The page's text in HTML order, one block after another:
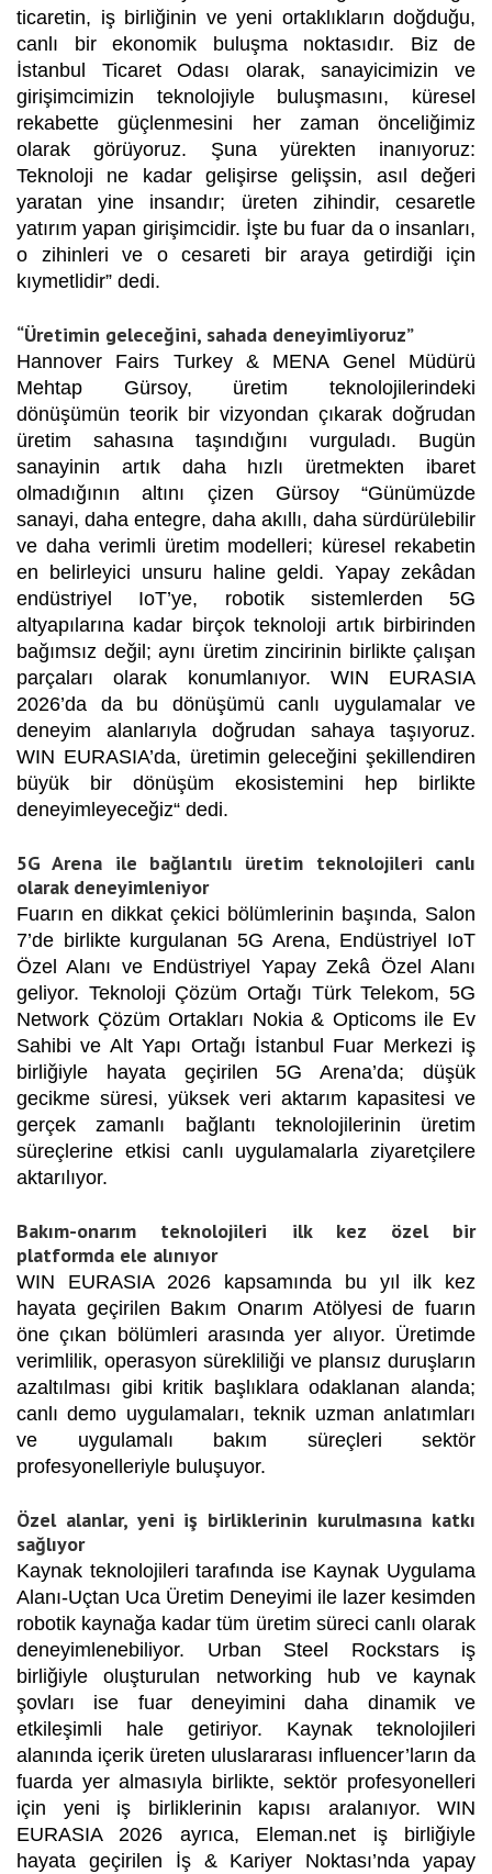
ticaretin, iş birliğinin ve yeni ortaklıkların doğduğu,
canlı bir ekonomik buluşma noktasıdır. Biz de
İstanbul Ticaret Odası olarak, sanayicimizin ve
girişimcimizin teknolojiyle buluşmasını, küresel
rekabette güçlenmesini her zaman önceliğimiz
olarak görüyoruz. Şuna yürekten inanıyoruz:
Teknoloji ne kadar gelişirse gelişsin, asıl değeri
yaratan yine insandır; üreten zihindir, cesaretle
yatırım yapan girişimcidir. İşte bu fuar da o insanları,
o zihinleri ve o cesareti bir araya getirdiği için
kıymetlidir” dedi.
“Üretimin geleceğini, sahada deneyimliyoruz”
Hannover Fairs Turkey & MENA Genel Müdürü
Mehtap Gürsoy, üretim teknolojilerindeki
dönüşümün teorik bir vizyondan çıkarak doğrudan
üretim sahasına taşındığını vurguladı. Bugün
sanayinin artık daha hızlı üretmekten ibaret
olmadığının altını çizen Gürsoy“Günümüzde
sanayi, daha entegre, daha akıllı, daha sürdürülebilir
ve daha verimli üretim modelleri; küresel rekabetin
en belirleyici unsuru haline geldi. Yapay zekâdan
endüstriyel IoT’ye, robotik sistemlerden 5G
altyapılarına kadar birçok teknoloji artık birbirinden
bağımsız değil; aynı üretim zincirinin birlikte çalışan
parçaları olarak konumlanıyor. WIN EURASIA
2026’da da bu dönüşümü canlı uygulamalar ve
deneyim alanlarıyla doğrudan sahaya taşıyoruz.
WIN EURASIA’da, üretimin geleceğini şekillendiren
büyük bir dönüşüm ekosistemini hep birlikte
deneyimleyeceğiz“ dedi.
5G Arena ile bağlantılı üretim teknolojileri canlı
olarak deneyimleniyor
Fuarın en dikkat çekici bölümlerinin başında, Salon
7’de birlikte kurgulanan 5G Arena, Endüstriyel IoT
Özel Alanı ve Endüstriyel Yapay Zekâ Özel Alanı
geliyor. Teknoloji Çözüm Ortağı Türk Telekom, 5G
Network Çözüm Ortakları Nokia & Opticoms ile Ev
Sahibi ve Alt Yapı Ortağı İstanbul Fuar Merkezi iş
birliğiyle hayata geçirilen 5G Arena’da; düşük
gecikme süresi, yüksek veri aktarım kapasitesi ve
gerçek zamanlı bağlantı teknolojilerinin üretim
süreçlerine etkisi canlı uygulamalarla ziyaretçilere
aktarılıyor.
Bakım-onarım teknolojileri ilk kez özel bir
platformda ele alınıyor
WIN EURASIA 2026 kapsamında bu yıl ilk kez
hayata geçirilen Bakım Onarım Atölyesi de fuarın
öne çıkan bölümleri arasında yer alıyor. Üretimde
verimlilik, operasyon sürekliliği ve plansız duruşların
azaltılması gibi kritik başlıklara odaklanan alanda;
canlı demo uygulamaları, teknik uzman anlatımları
ve uygulamalı bakım süreçleri sektör
profesyonelleriyle buluşuyor.
Özel alanlar, yeni iş birliklerinin kurulmasına katkı
sağlıyor
Kaynak teknolojileri tarafında ise Kaynak Uygulama
Alanı-Uçtan Uca Üretim Deneyimi ile lazer kesimden
robotik kaynağa kadar tüm üretim süreci canlı olarak
deneyimlenebiliyor. Urban Steel Rockstars iş
birliğiyle oluşturulan networking hub ve kaynak
şovları ise fuar deneyimini daha dinamik ve
etkileşimli hale getiriyor. Kaynak teknolojileri
alanında içerik üreten uluslararası influencer’ların da
fuarda yer almasıyla birlikte, sektör profesyonelleri
için yeni iş birliklerinin kapısı aralanıyor. WIN
EURASIA 2026 ayrıca, Eleman.net iş birliğiyle
hayata geçirilen İş & Kariyer Noktası’nda yapay